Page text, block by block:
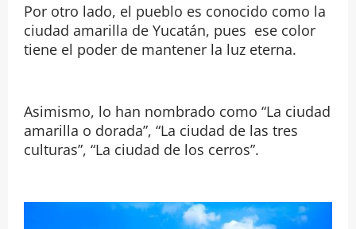
Por otro lado, el pueblo es conocido como la
ciudad amarilla de Yucatán, pues ese color
tiene el poder de mantener la luz eterna.
Asimismo, lo han nombrado como “La ciudad
amarilla o dorada”, “La ciudad de las tres
culturas”, “La ciudad de los cerros”.